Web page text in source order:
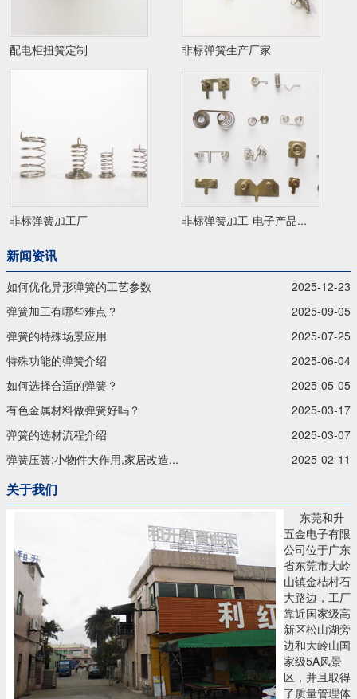
配电柜扭簧定制 非标弹簧生产厂家
非标弹簧加工厂 非标弹簧加工-电子产品...
新闻资讯
如何优化异形弹簧的工艺参数
2025-12-23
弹簧加工有哪些难点？
2025-09-05
弹簧的特殊场景应用
2025-07-25
特殊功能的弹簧介绍
2025-06-04
如何选择合适的弹簧？
2025-05-05
有色金属材料做弹簧好吗？
2025-03-17
弹簧的选材流程介绍
2025-03-07
弹簧压簧:小物件大作用,家居改造...
2025-02-11
关于我们
东莞和升
五金电子有限
公司位于广东
省东莞市大岭
山镇金桔村石
大路边，工厂
靠近国家级高
新区松山湖旁
边和大岭山国
家级5A风景
区，并且取得
了质量管理体